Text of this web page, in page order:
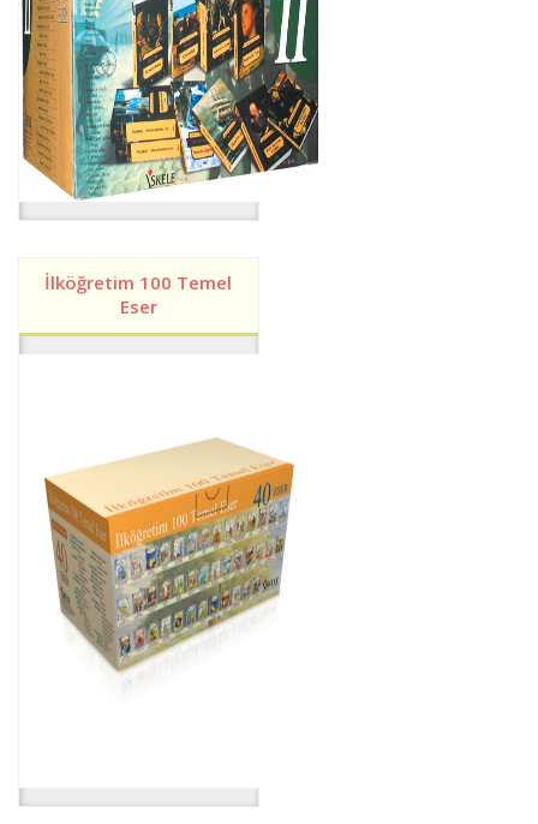
İlköğretim 100 Temel
Eser